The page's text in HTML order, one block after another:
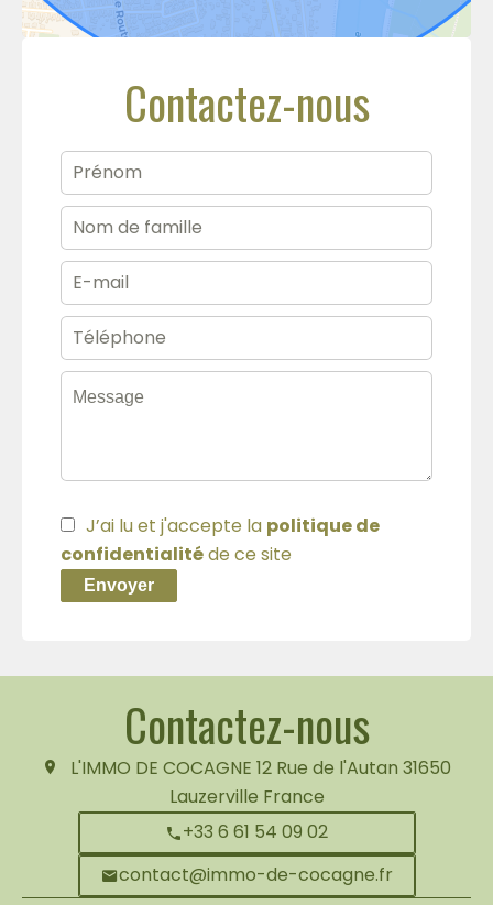
Contactez-nous
J’ai lu et j'accepte la politique de
confidentialitéde ce site
Envoyer
Contactez-nous
L'IMMO DE COCAGNE 12 Rue de l'Autan 31650
Lauzerville France
+33 6 61 54 09 02
contact@immo-de-cocagne.fr